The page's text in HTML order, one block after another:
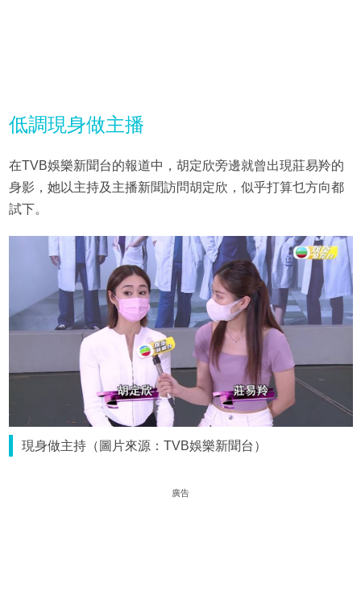
低調現身做主播
在TVB娛樂新聞台的報道中，胡定欣旁邊就曾出現莊易羚的
身影，她以主持及主播新聞訪問胡定欣，似乎打算乜方向都
試下。
現身做主持（圖片來源：TVB娛樂新聞台）
廣告